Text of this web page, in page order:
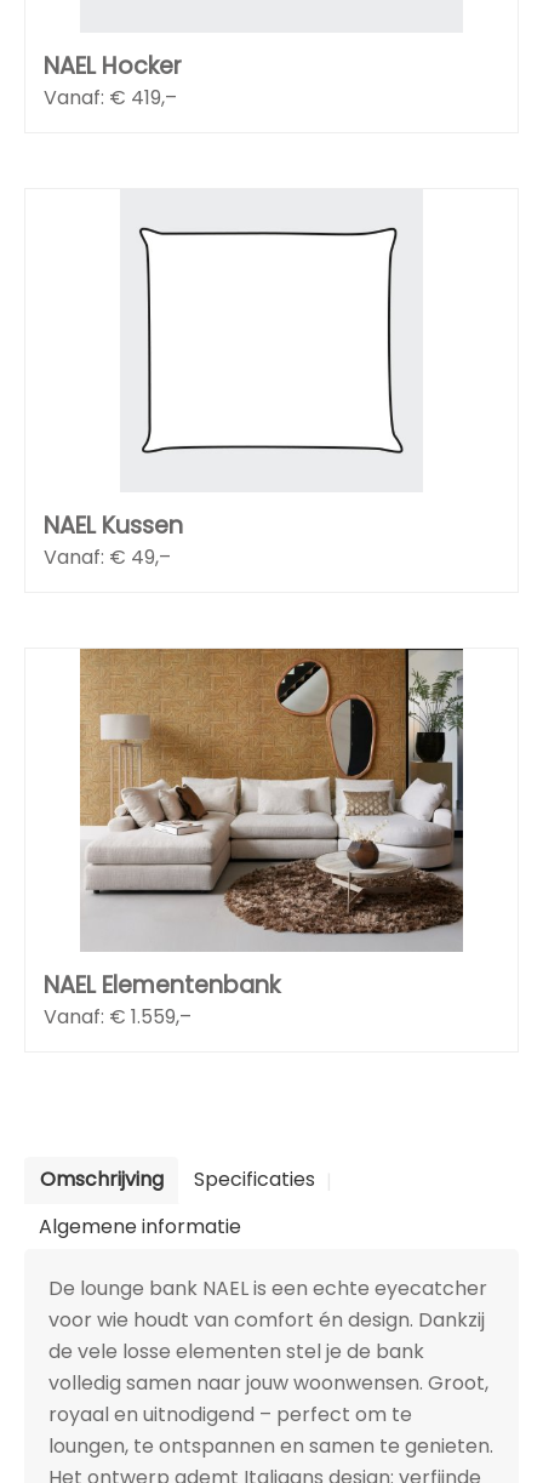
NAEL Hocker
Vanaf: € 419,–
NAEL Kussen
Vanaf: € 49,–
NAEL Elementenbank
Vanaf: € 1.559,–
Omschrijving
Specificaties
Algemene informatie
De lounge bank NAEL is een echte eyecatcher
voor wie houdt van comfort én design. Dankzij
de vele losse elementen stel je de bank
volledig samen naar jouw woonwensen. Groot,
royaal en uitnodigend – perfect om te
loungen, te ontspannen en samen te genieten.
Het ontwerp ademt Italiaans design: verfijnde